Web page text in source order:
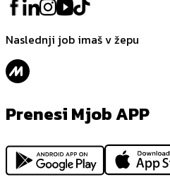
Naslednji job imaš v žepu
Prenesi Mjob APP